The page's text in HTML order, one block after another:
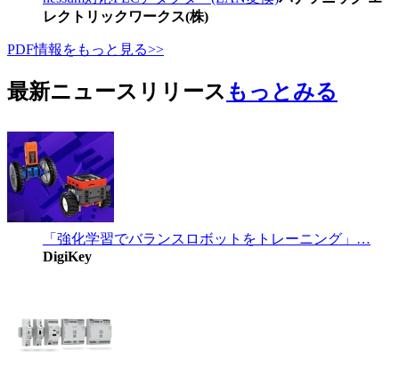
レクトリックワークス(株)
PDF情報をもっと見る>>
最新ニュースリリース もっとみる
「強化学習でバランスロボットをトレーニング」…
DigiKey